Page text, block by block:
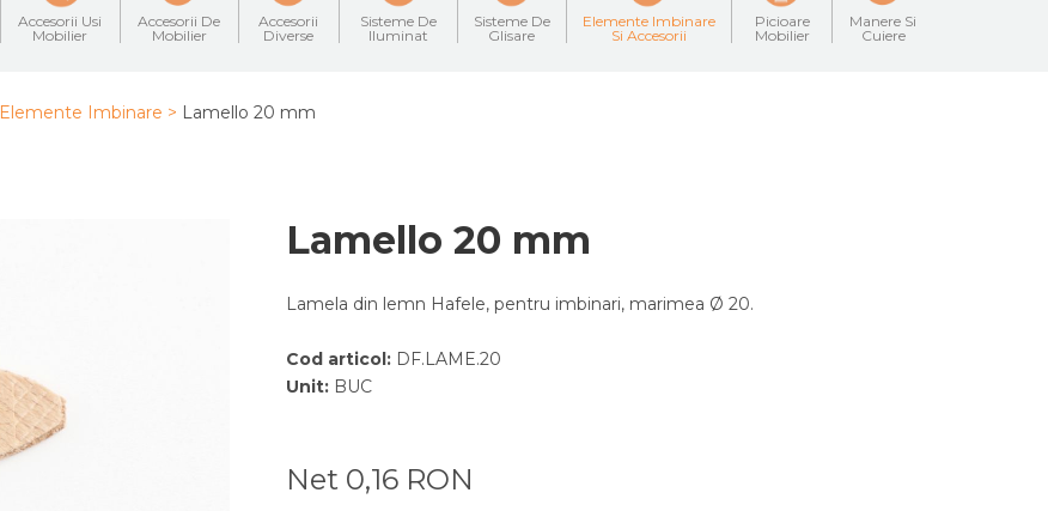
Accesorii Usi
Mobilier
Accesorii De
Mobilier
Accesorii
Diverse
Sisteme De
Iluminat
Sisteme De
Glisare
Elemente Imbinare
Si Accesorii
Picioare
Mobilier
Manere Si
Cuiere
Elemente Imbinare > Lamello 20 mm
Lamello 20 mm
Lamela din lemn Hafele, pentru imbinari, marimea Ø 20.
Cod articol: DF.LAME.20
Unit: BUC
Net 0,16 RON